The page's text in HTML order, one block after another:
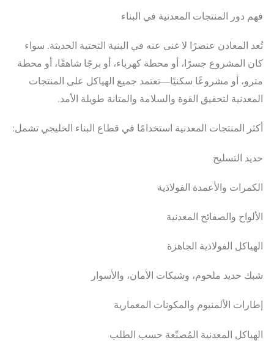
فهم دور المنتجات المعدنية في البناء
تُعد المعادن عنصرًا لا غنى عنه في البنية التحتية الحديثة. سواء
كان المشروع جسرًا، أو محطة كهرباء، أو برجًا شاهقًا، أو محطة
مترو، أو مشروعًا سكنيًا—تعتمد جميع الهياكل على المنتجات
المعدنية لتحقيق القوة والسلامة والمتانة طويلة الأمد.
أكثر المنتجات المعدنية استخدامًا في قطاع البناء الخليجي تشمل:
حديد التسليح
الكمرات والأعمدة الفولاذية
الألواح والصفائح المعدنية
الهياكل الفولاذية الجاهزة
شبك حديد ملحوم، وشبكات الأمان، والأسوار
إطارات الألمنيوم والمكونات المعمارية
الهياكل المعدنية المُصنّعة حسب الطلب